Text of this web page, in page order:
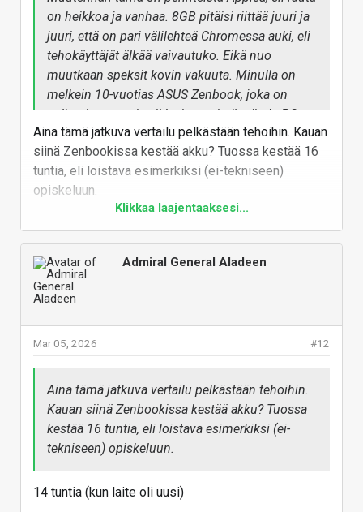
Vastaa
on heikkoa ja vanhaa. 8GB pitäisi riittää juuri ja
juuri, että on pari välilehteä Chromessa auki, eli
tehokäyttäjät älkää vaivautuko. Eikä nuo
muutkaan speksit kovin vakuuta. Minulla on
melkein 10-vuotias ASUS Zenbook, joka on
paljon kevyempi vaikka isompi näyttö. Ja PC
kannettavista, vaikka ovatkin paljon kevyempiä
ja ohuempi, löytyy enemmän USB-portteja, myös
USB-A portteja, HDMI ulostulo,
muistikortinlukijaa.
rahtaamaan USB hubia jokapaikassa mukana.
Eihän 2x USB-C riitä mihinkään! Jos toisesta
lataa konetta, niin toisen kanssa pitää
vuorotella, että onko siinä kiinni ulkoinen hiiri,
kamera, ulkoinen kovalevy, jne.
portti on vain USB2.0 nopeuksinen? Nyt on kyllä
halpuutusta!!
Aina tämä jatkuva vertailu pelkästään tehoihin. Kauan
siinä Zenbookissa kestää akku? Tuossa kestää 16
tuntia, eli loistava esimerkiksi (ei-tekniseen)
opiskeluun.
Klikkaa laajentaaksesi...
Admiral General Aladeen
#12
Mar 05, 2026
Aina tämä jatkuva vertailu pelkästään tehoihin.
Kauan siinä Zenbookissa kestää akku? Tuossa
kestää 16 tuntia, eli loistava esimerkiksi (ei-
tekniseen) opiskeluun.
14 tuntia (kun laite oli uusi)